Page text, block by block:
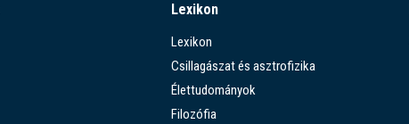
Lexikon
Lexikon
Csillagászat és asztrofizika
Élettudományok
Filozófia